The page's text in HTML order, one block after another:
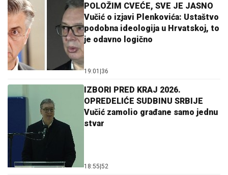
POLOŽIM CVEĆE, SVE JE JASNO
Vučić o izjavi Plenkovića: Ustaštvo
podobna ideologija u Hrvatskoj, to
je odavno logično
19:01 36
IZBORI PRED KRAJ 2026.
OPREDELIĆE SUDBINU SRBIJE
Vučić zamolio građane samo jednu
stvar
18:55 52